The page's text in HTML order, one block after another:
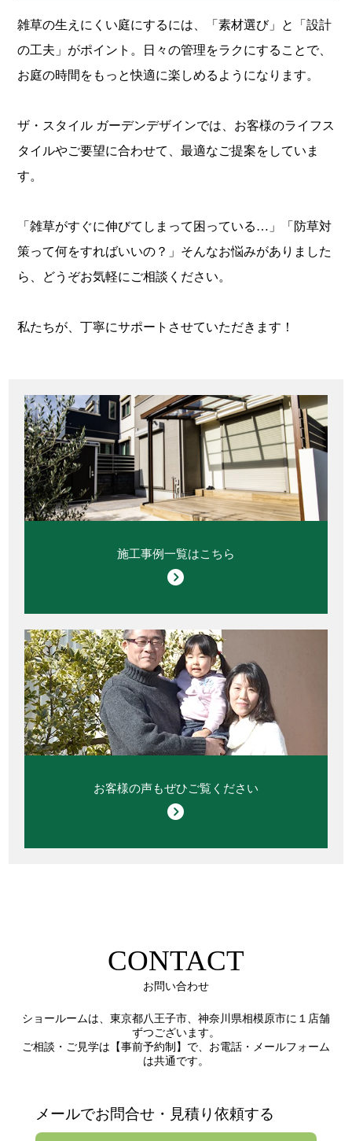
雑草の生えにくい庭にするには、「素材選び」と「設計
の工夫」がポイント。日々の管理をラクにすることで、
お庭の時間をもっと快適に楽しめるようになります。
ザ・スタイル ガーデンデザインでは、お客様のライフス
タイルやご要望に合わせて、最適なご提案をしていま
す。
「雑草がすぐに伸びてしまって困っている…」「防草対
策って何をすればいいの？」そんなお悩みがありました
ら、どうぞお気軽にご相談ください。
私たちが、丁寧にサポートさせていただきます！
施工事例一覧はこちら
お客様の声もぜひご覧ください
CONTACT
お問い合わせ
ショールームは、東京都八王子市、神奈川県相模原市に１店舗
ずつございます。
ご相談・ご見学は【事前予約制】で、お電話・メールフォーム
は共通です。
メールでお問合せ・見積り依頼する